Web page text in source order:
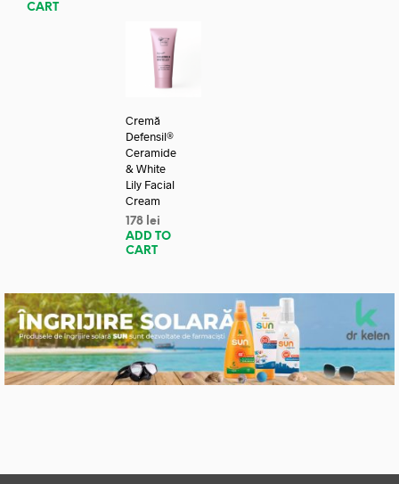
CART
Cremă
Defensil®
Ceramide
& White
Lily Facial
Cream
178 lei
ADD TO
CART